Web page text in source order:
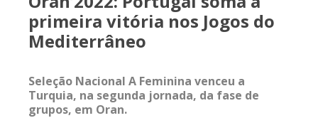
primeira vitória nos Jogos do
Mediterrâneo
Seleção Nacional A Feminina venceu a
Turquia, na segunda jornada, da fase de
grupos, em Oran.